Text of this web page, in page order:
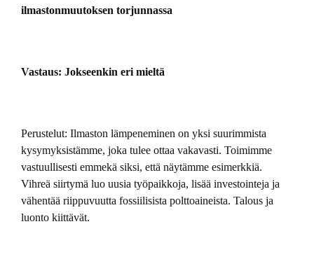
ilmastonmuutoksen torjunnassa
Vastaus: Jokseenkin eri mieltä
Perustelut: Ilmaston lämpeneminen on yksi suurimmista
kysymyksistämme, joka tulee ottaa vakavasti. Toimimme
vastuullisesti emmekä siksi, että näytämme esimerkkiä.
Vihreä siirtymä luo uusia työpaikkoja, lisää investointeja ja
vähentää riippuvuutta fossiilisista polttoaineista. Talous ja
luonto kiittävät.